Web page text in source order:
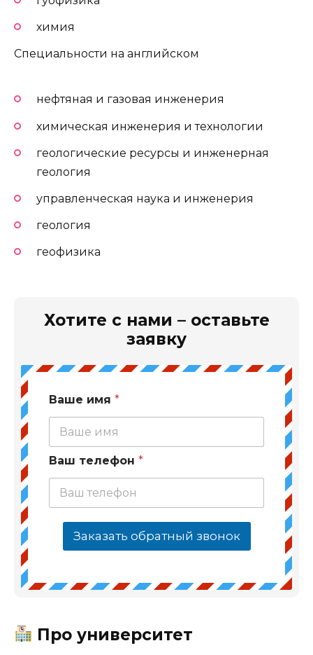
химия
Специальности на английском
нефтяная и газовая инженерия
химическая инженерия и технологии
геологические ресурсы и инженерная
геология
управленческая наука и инженерия
геология
геофизика
Хотите с нами – оставьте
заявку
Ваше имя *
Ваш телефон *
Заказать обратный звонок
Про университет